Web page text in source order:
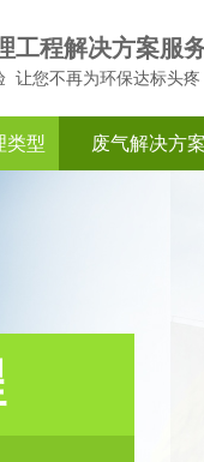
工程解决方案服
让您不再为环保达标头疼
类型 废气解决方案